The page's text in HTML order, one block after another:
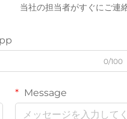
当社の担当者がすぐにご連
0/100
Message